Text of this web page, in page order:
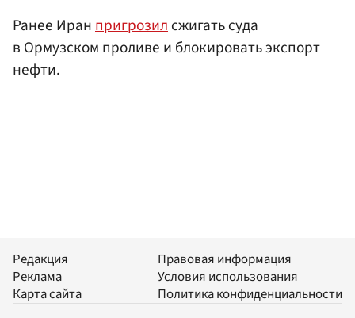
Ранее Иранпригрозилсжигать суда
в Ормузском проливе и блокировать экспорт
нефти.
Редакция
Реклама
Карта сайта
Правовая информация
Условия использования
Политика конфиденциальности